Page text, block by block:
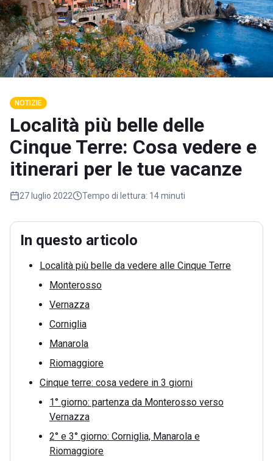
NOTIZIE
Località più belle delle
Cinque Terre: Cosa vedere e
itinerari per le tue vacanze
27 luglio 2022 Tempo di lettura: 14 minuti
In questo articolo
Località più belle da vedere alle Cinque Terre
Monterosso
Vernazza
Corniglia
Manarola
Riomaggiore
Cinque terre: cosa vedere in 3 giorni
1° giorno: partenza da Monterosso verso
Vernazza
2° e 3° giorno: Corniglia, Manarola e
Riomaggiore